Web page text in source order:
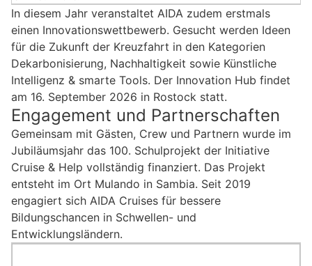
In diesem Jahr veranstaltet AIDA zudem erstmals
einen Innovationswettbewerb. Gesucht werden Ideen
für die Zukunft der Kreuzfahrt in den Kategorien
Dekarbonisierung, Nachhaltigkeit sowie Künstliche
Intelligenz & smarte Tools. Der Innovation Hub findet
am 16. September 2026 in Rostock statt.
Engagement und Partnerschaften
Gemeinsam mit Gästen, Crew und Partnern wurde im
Jubiläumsjahr das 100. Schulprojekt der Initiative
Cruise & Help vollständig finanziert. Das Projekt
entsteht im Ort Mulando in Sambia. Seit 2019
engagiert sich AIDA Cruises für bessere
Bildungschancen in Schwellen- und
Entwicklungsländern.